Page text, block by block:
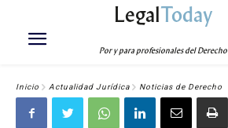
LegalToday
Por y para profesionales del Derecho
Inicio Actualidad Jurídica Noticias de Derecho